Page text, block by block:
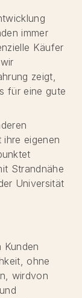
immer
Käufer
zeigt,
für eine gute
ihre eigenen
Strandnähe
Universität
Kunden
ohne
wirdvon